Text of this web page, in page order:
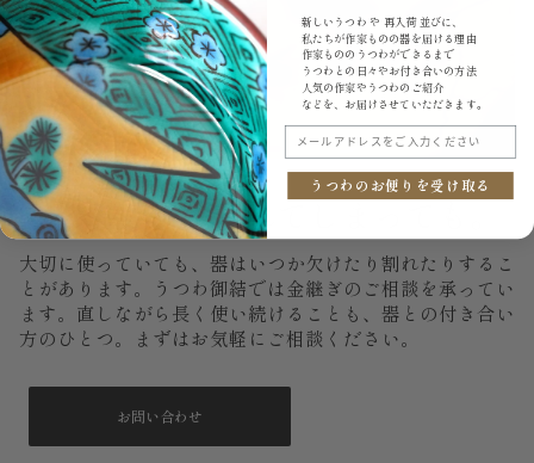
もし、いつか割れてしまっても。
大切に使っていても、器はいつか欠けたり割れたりするこ
とがあります。うつわ御結では金継ぎのご相談を承ってい
ます。直しながら長く使い続けることも、器との付き合い
方のひとつ。まずはお気軽にご相談ください。
お問い合わせ
新しいうつわ や 再入荷 並びに、
私たちが作家ものの器を届ける理由
作家もののうつわができるまで
うつわとの日々やお付き合いの方法
人気の作家やうつわのご紹介
などを、お届けさせていただきます。
うつわのお便りを受け取る